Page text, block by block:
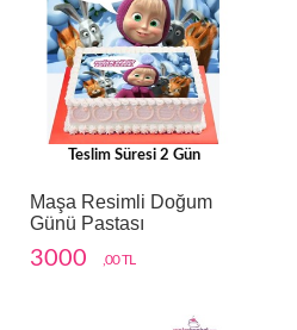
Teslim Süresi 2 Gün
Maşa Resimli Doğum
Günü Pastası
3000 ,00 TL